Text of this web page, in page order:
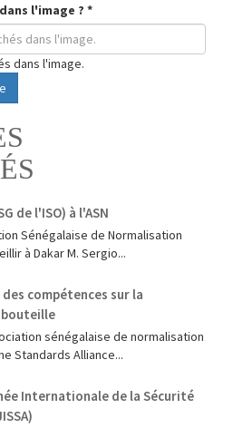
l'image ? *
dans l'image.
de l'ISO) à l'ASN
Sénégalaise de Normalisation
à Dakar M. Sergio...
compétences sur la
sénégalaise de normalisation
Standards Alliance...
Internationale de la Sécurité